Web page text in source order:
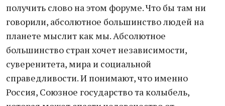
получить слово на этом форуме. Что бы там ни
говорили, абсолютное большинство людей на
планете мыслит как мы. Абсолютное
большинство стран хочет независимости,
суверенитета, мира и социальной
справедливости. И понимают, что именно
Россия, Союзное государство та колыбель,